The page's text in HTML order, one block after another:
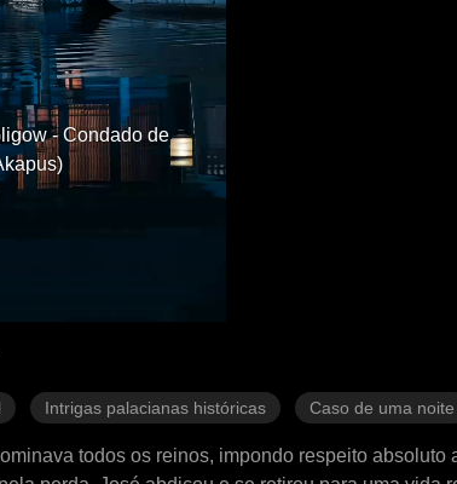
- Condado de
Intrigas palacianas históricas Caso de uma noite
todos os reinos, impondo respeito absoluto